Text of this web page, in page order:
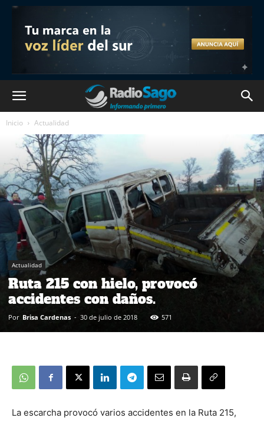
Inicio Actualidad
Actualidad
Ruta 215 con hielo, provocó
accidentes con daños.
Por Brisa Cardenas - 30 de julio de 2018 571
La escarcha provocó varios accidentes en la Ruta 215,